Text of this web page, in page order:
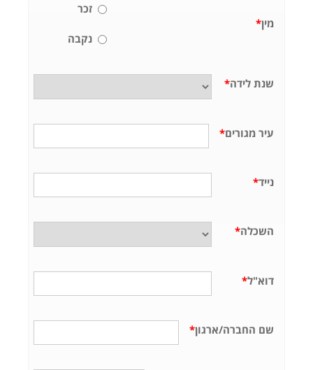
*מין
זכר
נקבה
*שנת לידה
*עיר מגורים
*נייד
*השכלה
*דוא"ל
*שם החברה/ארגון